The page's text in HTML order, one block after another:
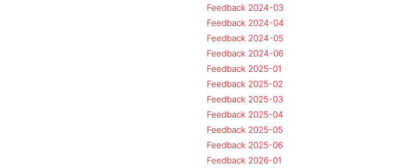
Feedback 2024-03
Feedback 2024-04
Feedback 2024-05
Feedback 2024-06
Feedback 2025-01
Feedback 2025-02
Feedback 2025-03
Feedback 2025-04
Feedback 2025-05
Feedback 2025-06
Feedback 2026-01